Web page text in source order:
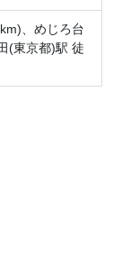
りかえ割
れる「ペア
、めじろ台
(東京都)駅 徒